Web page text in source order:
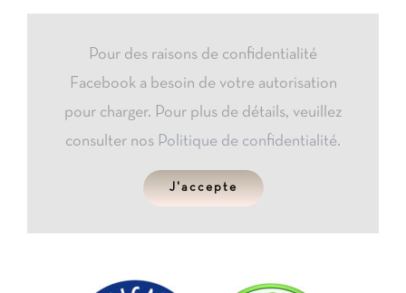
Pour des raisons de confidentialité
Facebook a besoin de votre autorisation
pour charger. Pour plus de détails, veuillez
consulter nos Politique de confidentialité.
J'accepte